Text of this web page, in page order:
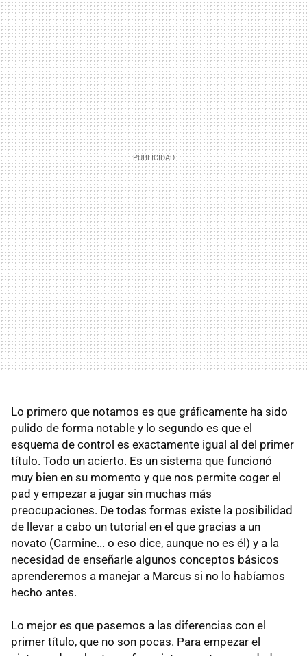
Lo primero que notamos es que gráficamente ha sido
pulido de forma notable y lo segundo es que el
esquema de control es exactamente igual al del primer
título. Todo un acierto. Es un sistema que funcionó
muy bien en su momento y que nos permite coger el
pad y empezar a jugar sin muchas más
preocupaciones. De todas formas existe la posibilidad
de llevar a cabo un tutorial en el que gracias a un
novato (Carmine... o eso dice, aunque no es él) y a la
necesidad de enseñarle algunos conceptos básicos
aprenderemos a manejar a Marcus si no lo habíamos
hecho antes.
Lo mejor es que pasemos a las diferencias con el
primer título, que no son pocas. Para empezar el